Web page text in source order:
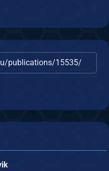
publications/15535/